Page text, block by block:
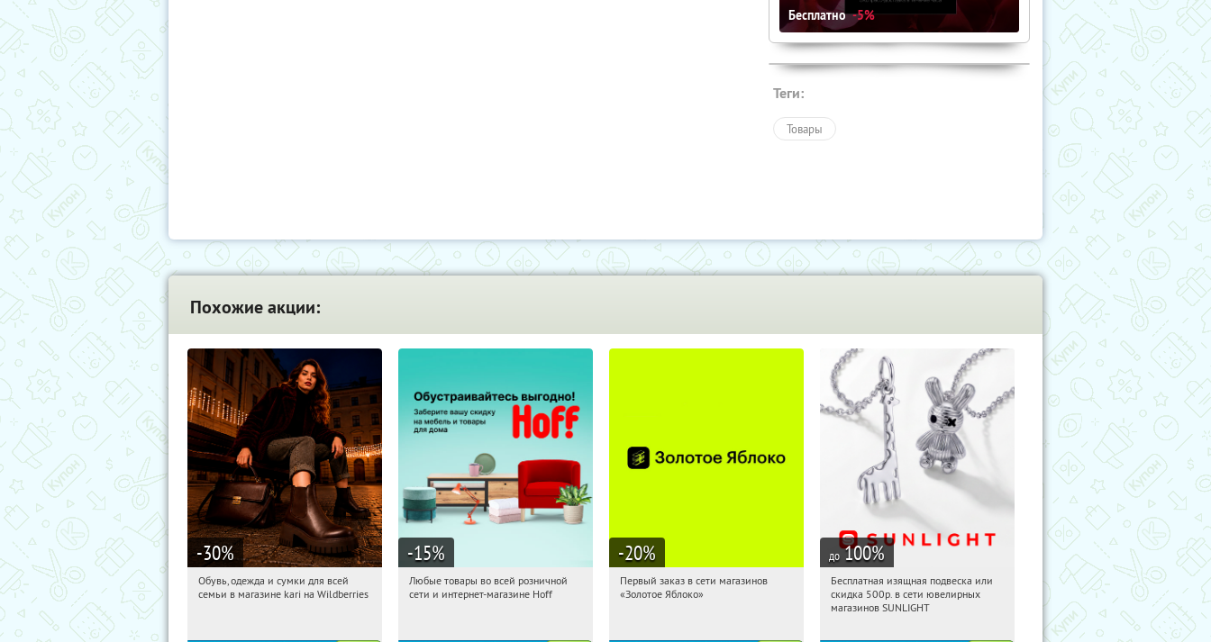
Бесплатно -5%
Теги:
Товары
Похожие акции:
-30%
00:49:01 Получили:
Обувь, одежда и сумки для всей
семьи в магазине kari на Wildberries
-15%
00:49:01 Получили:
Любые товары во всей розничной
сети и интернет-магазине Hoff
-20%
00:49:01
Получи первым!
Первый заказ в сети магазинов
«Золотое Яблоко»
до 100%
00:49:01 Получили:
Россия
Бесплатная изящная подвеска или
скидка 500р. в сети ювелирных
магазинов SUNLIGHT